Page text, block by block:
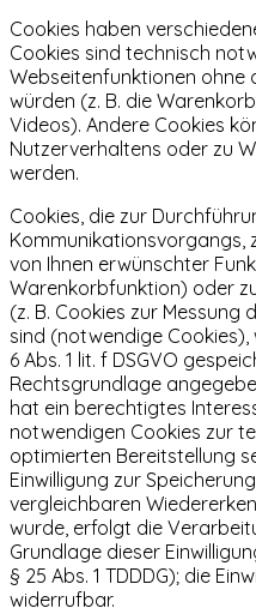
Cookies haben
Cookies sind technisch
Webseitenfunktionen ohne
würden (z. B. die
Videos). Andere Cookies
Nutzerverhaltens oder zu
werden.
Cookies, die zur
Kommunikationsvorgangs,
von Ihnen erwünschter
Warenkorbfunktion) oder
(z. B. Cookies zur
sind (notwendige
6 Abs. 1 lit. f DSGVO
Rechtsgrundlage
hat ein berechtigtes
notwendigen Cookies zur
optimierten Bereitstellung
Einwilligung zur
vergleichbaren
wurde, erfolgt die
Grundlage dieser
§ 25 Abs. 1 TDDDG); die
widerrufbar.